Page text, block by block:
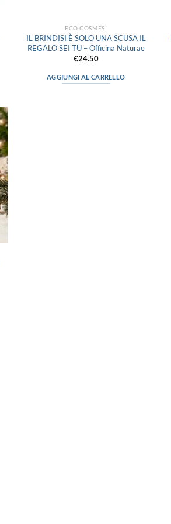
ECO COSMESI
IL BRINDISI È SOLO UNA SCUSA IL
REGALO SEI TU – Officina Naturae
€24.50
AGGIUNGI AL CARRELLO